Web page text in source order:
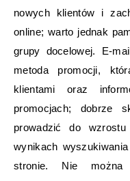
nowych klientów i
online; warto jednak
grupy docelowej. E-
metoda promocji,
klientami oraz
promocjach; dobrze
prowadzić do
wynikach
stronie. Nie